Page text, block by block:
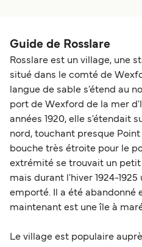
Guide de Rosslare
Rosslare est un village, une
situé dans le comté de
langue de sable s'étend au
port de Wexford de la mer
années 1920, elle s'étendait
nord, touchant presque
bouche très étroite pour le
extrémité se trouvait un
mais durant l'hiver 1924-
emporté. Il a été abandonné
maintenant est une île à
Le village est populaire